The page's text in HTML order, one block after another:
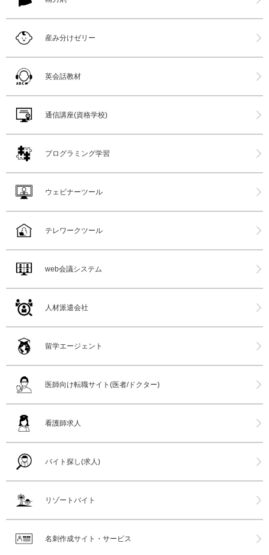
産み分けゼリー
英会話教材
通信講座(資格学校)
プログラミング学習
ウェビナーツール
テレワークツール
web会議システム
人材派遣会社
留学エージェント
医師向け転職サイト(医者/ドクター)
看護師求人
バイト探し(求人)
リゾートバイト
名刺作成サイト・サービス